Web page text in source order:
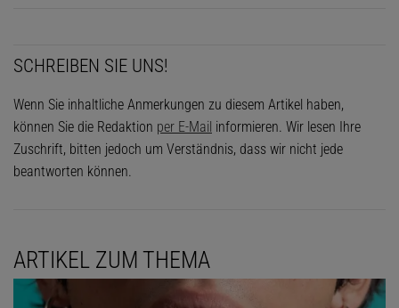
SCHREIBEN SIE UNS!
Wenn Sie inhaltliche Anmerkungen zu diesem Artikel haben,
können Sie die Redaktion per E-Mail informieren. Wir lesen Ihre
Zuschrift, bitten jedoch um Verständnis, dass wir nicht jede
beantworten können.
ARTIKEL ZUM THEMA